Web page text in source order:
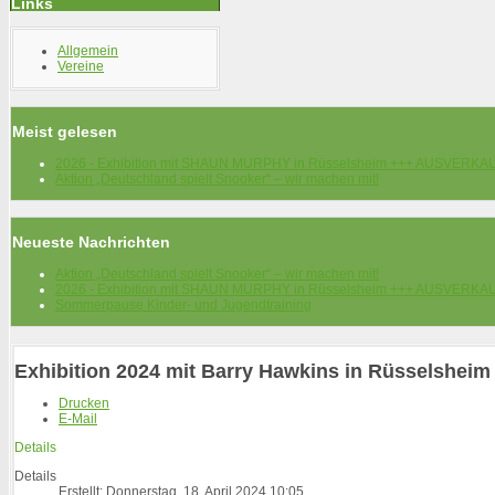
Allgemein
Vereine
Meist gelesen
2026 - Exhibition mit SHAUN MURPHY in Rüsselsheim +++
Aktion „Deutschland spielt Snooker“ – wir machen mit!
Neueste Nachrichten
Aktion „Deutschland spielt Snooker“ – wir machen mit!
2026 - Exhibition mit SHAUN MURPHY in Rüsselsheim +++
Sommerpause Kinder- und Jugendtraining
Exhibition 2024 mit Barry Hawkins in Rüsselsheim
Drucken
E-Mail
Details
Details
Erstellt: Donnerstag, 18. April 2024 10:05